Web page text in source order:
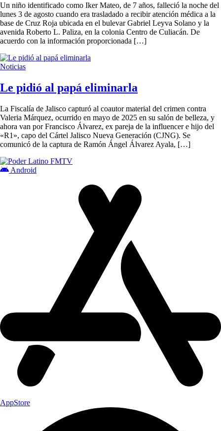
Un niño identificado como Iker Mateo, de 7 años, falleció la noche del
lunes 3 de agosto cuando era trasladado a recibir atención médica a la
base de Cruz Roja ubicada en el bulevar Gabriel Leyva Solano y la
avenida Roberto L. Paliza, en la colonia Centro de Culiacán. De
acuerdo con la información proporcionada […]
Noticias
Le pidió al papá eliminarla
La Fiscalía de Jalisco capturó al coautor material del crimen contra
Valeria Márquez, ocurrido en mayo de 2025 en su salón de belleza, y
ahora van por Francisco Álvarez, ex pareja de la influencer e hijo del
«R1», capo del Cártel Jalisco Nueva Generación (CJNG). Se
comunicó de la captura de Ramón Ángel Álvarez Ayala, […]
Android
AppStore